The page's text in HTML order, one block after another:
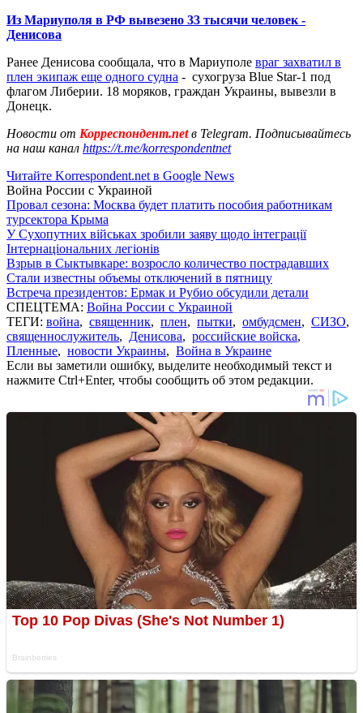
Из Мариуполя в РФ вывезено 33 тысячи человек -
Денисова
Ранее Денисова сообщала, что в Мариуполе враг захватил в
плен экипаж еще одного судна - сухогруза Blue Star-1 под
флагом Либерии. 18 моряков, граждан Украины, вывезли в
Донецк.
Новости от Корреспондент.netв Telegram. Подписывайтесь
на наш канал https://t.me/korrespondentnet
Читайте Korrespondent.net в Google News
Война России с Украиной
Провал сезона: Москва будет платить пособия работникам
турсектора Крыма
У Сухопутних військах зробили заяву щодо інтеграції
Інтернаціональних легіонів
Взрыв в Сыктывкаре: возросло количество пострадавших
Стали известны объемы отключений в пятницу
Встреча президентов: Ермак и Рубио обсудили детали
СПЕЦТЕМА: Война России с Украиной
ТЕГИ: война, священник, плен, пытки, омбудсмен, СИЗО,
священнослужитель, Денисова, российские войска,
Пленные, новости Украины, Война в Украине
Если вы заметили ошибку, выделите необходимый текст и
нажмите Ctrl+Enter, чтобы сообщить об этом редакции.